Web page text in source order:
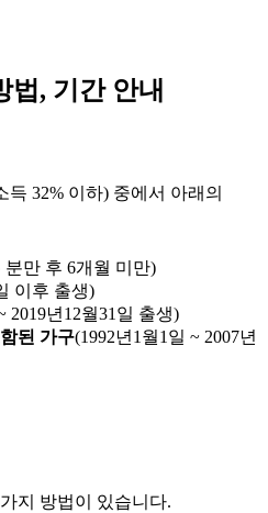
법, 기간 안내
32% 이하) 중에서 아래의
만 후 6개월 미만)
이후 출생)
2019년12월31일 출생)
된 가구(1992년1월1일 ~ 2007년
지 방법이 있습니다.